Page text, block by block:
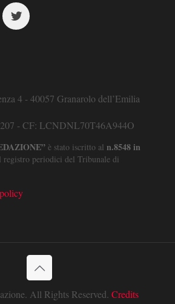
4 - 40057 Granarolo dell’Emilia
- CF: LCNDNL70T46A944O
è stato iscritto al n.8548 in
registro periodici del Tribunale di
All Rights Reserved. Credits